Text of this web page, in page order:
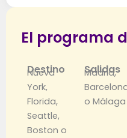
El programa
Destino
Nueva
York,
Florida,
Seattle,
Boston o
Salidas
Madrid,
o Málaga